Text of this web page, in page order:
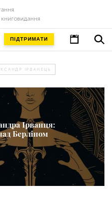
ПІДТРИМАТИ
ІРВАНЕЦЬ
Ірванця:
Берліном